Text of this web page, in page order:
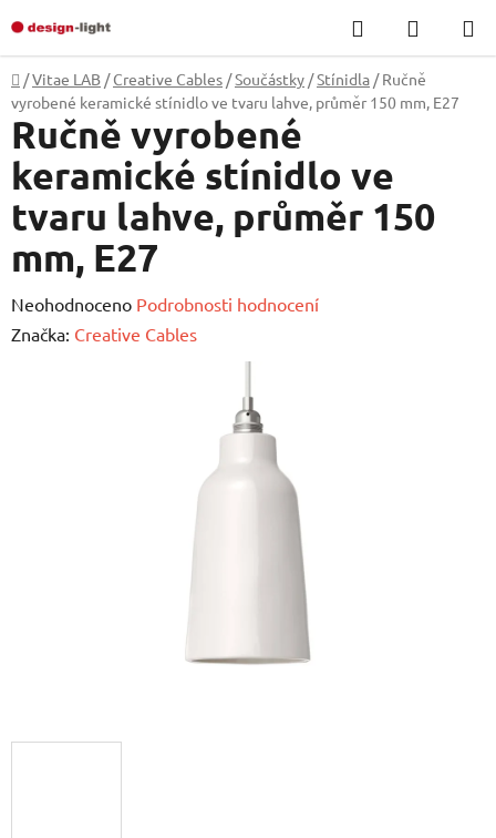
na
obsah
Hledat
KOŠÍK
Domů
/Vitae LAB / Creative Cables /Součástky /Stínidla / Ručně
vyrobené keramické stínidlo ve tvaru lahve, průměr 150 mm, E27
Ručně vyrobené
keramické stínidlo ve
tvaru lahve, průměr 150
mm, E27
Průměrné
hodnocení
Neohodnoceno Podrobnosti hodnocení
Značka: Creative Cables